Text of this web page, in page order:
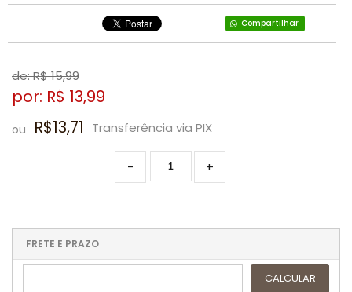
Compartilhar
de: R$15,99
por: R$ 13,99
ou R$13,71 Transferência via PIX
+
-
FRETE E PRAZO
CALCULAR